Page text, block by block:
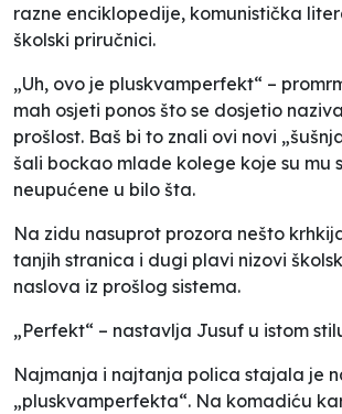
razne enciklopedije, komunistička
školski priručnici.
„Uh, ovo je pluskvamperfekt“ –
mah osjeti ponos što se dosjetio
prošlost. Baš bi to znali ovi novi
šali bockao mlade kolege koje su mu
neupućene u bilo šta.
Na zidu nasuprot prozora nešto
tanjih stranica i dugi plavi nizovi
naslova iz prošlog sistema.
„Perfekt“ – nastavlja Jusuf u istom
Najmanja i najtanja polica stajala je
„pluskvamperfekta“. Na komadiću